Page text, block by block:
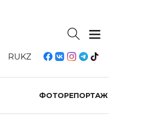
RUKZ
ФОТОРЕПОРТАЖ